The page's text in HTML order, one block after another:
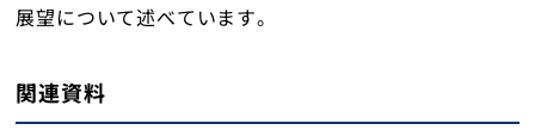
展望について述べています。
関連資料